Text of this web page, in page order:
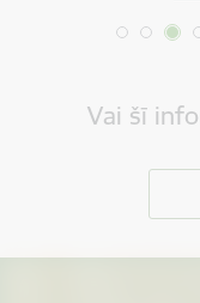
Vai šī